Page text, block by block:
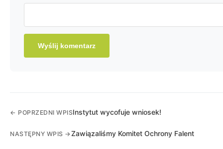
← POPRZEDNI WPISInstytut wycofuje wniosek!
NASTĘPNY WPIS →Zawiązaliśmy Komitet Ochrony Falent